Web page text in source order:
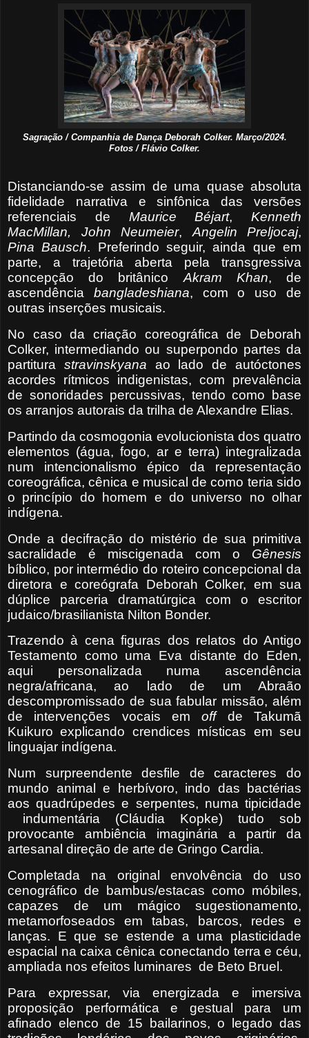
Sagração / Companhia de Dança Deborah Colker. Março/2024.
Fotos / Flávio Colker.
Distanciando-se assim de uma quase absoluta
fidelidade narrativa e sinfônica das versões
referenciais de Maurice Béjart, Kenneth
MacMillan,
John Neumeier, Angelin Preljocaj,
Pina Bausch. Preferindo seguir, ainda que em
parte, a trajetória aberta pela transgressiva
concepção do britânico Akram Khan, de
ascendência bangladeshiana, com o uso de
outras inserções musicais.
No caso da criação coreográfica de Deborah
Colker, intermediando ou superpondo partes da
partitura stravinskyana ao lado de autóctones
acordes rítmicos indigenistas, com prevalência
de sonoridades percussivas, tendo como base
os arranjos autorais da trilha de Alexandre Elias.
Partindo da cosmogonia evolucionista dos quatro
elementos (água, fogo, ar e terra) integralizada
num intencionalismo épico da representação
coreográfica, cênica e musical de como teria sido
o princípio do homem e do universo no olhar
indígena.
Onde a decifração do mistério de sua primitiva
sacralidade é miscigenada com o Gênesis
bíblico, por intermédio do roteiro concepcional da
diretora e coreógrafa Deborah Colker, em sua
dúplice parceria dramatúrgica com o escritor
judaico/brasilianista Nilton Bonder.
Trazendo à cena figuras dos relatos do Antigo
Testamento como uma Eva distante do Eden,
aqui personalizada numa ascendência
negra/africana, ao lado de um Abraão
descompromissado de sua fabular missão, além
de intervenções vocais emoffde Takumã
Kuikuro explicando crendices místicas em seu
linguajar indígena.
Num surpreendente desfile de caracteres do
mundo animal e herbívoro, indo das bactérias
aos quadrúpedes e serpentes, numa tipicidade
indumentária (Cláudia Kopke) tudo sob
provocante ambiência imaginária a partir da
artesanal direção de arte de Gringo Cardia.
Completada na original envolvência do uso
cenográfico de bambus/estacas como móbiles,
capazes de um mágico sugestionamento,
metamorfoseados em tabas, barcos, redes e
lanças. E que se estende a uma plasticidade
espacial na caixa cênica conectando terra e céu,
ampliada nos efeitos luminares de Beto Bruel.
Para expressar, via energizada e imersiva
proposição performática e gestual para um
afinado elenco de 15 bailarinos, o legado das